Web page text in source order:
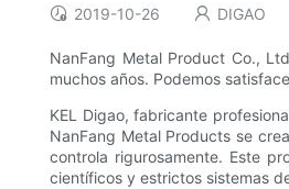
2019-10-26 DIGAO
NanFang Metal Product Co.,
muchos años. Podemos
KEL Digao, fabricante
NanFang Metal Products se
controla rigurosamente. Este
científicos y estrictos sistemas